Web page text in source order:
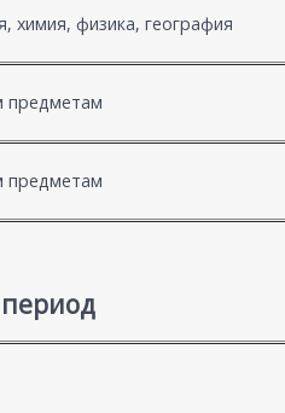
химия, физика, география
предметам
предметам